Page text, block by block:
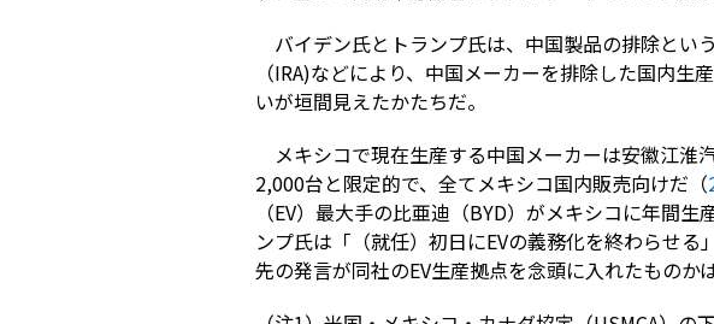
バイデン氏とトランプ氏は、中国製品の排除とい
（IRA)などにより、中国メーカーを排除した国内
いが垣間見えたかたちだ。
メキシコで現在生産する中国メーカーは安徽江
2,000台と限定的で、全てメキシコ国内販売向けだ（
（EV）最大手の比亜迪（BYD）がメキシコに年間
ンプ氏は「（就任）初日にEVの義務化を終わらせる
先の発言が同社のEV生産拠点を念頭に入れたものか